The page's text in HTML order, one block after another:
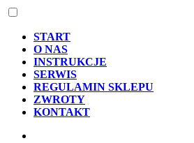
START
O NAS
INSTRUKCJE
SERWIS
REGULAMIN SKLEPU
ZWROTY
KONTAKT